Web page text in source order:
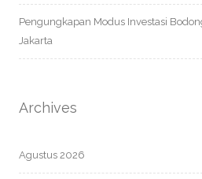
Pengungkapan Modus Investasi
Jakarta
Archives
Agustus 2026